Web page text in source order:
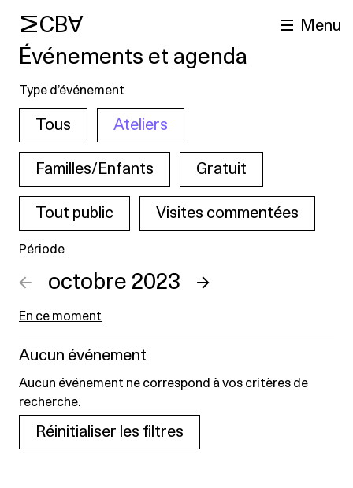
MCBA Menu
Événements et agenda
Type d’événement
Tous Ateliers
Familles/Enfants Gratuit
Tout public Visites commentées
Période
← octobre 2023 →
En ce moment
Aucun événement
Aucun événement ne correspond à vos critères de
recherche.
Réinitialiser les filtres